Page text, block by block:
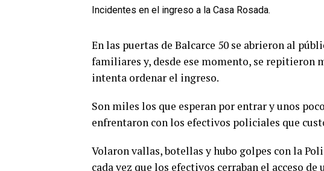
Incidentes en el ingreso a la Casa Rosada.
En las puertas de Balcarce 50 se abrieron al
familiares y, desde ese momento, se repitieron
intenta ordenar el ingreso.
Son miles los que esperan por entrar y unos
enfrentaron con los efectivos policiales que
Volaron vallas, botellas y hubo golpes con la
cada vez que los efectivos cerraban el acceso